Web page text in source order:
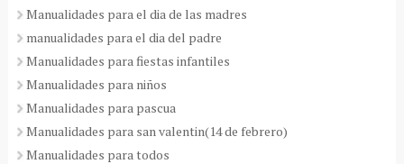
Manualidades para el dia de las madres
manualidades para el dia del padre
Manualidades para fiestas infantiles
Manualidades para niños
Manualidades para pascua
Manualidades para san valentin(14 de febrero)
Manualidades para todos